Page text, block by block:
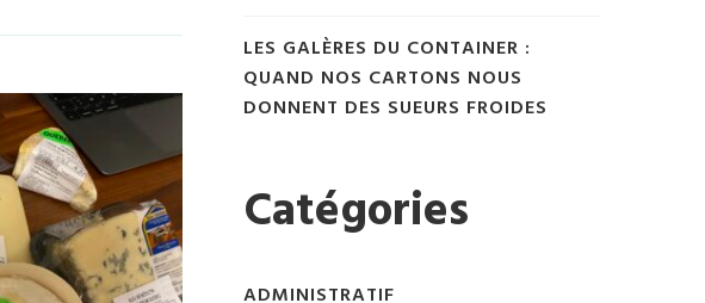
LES GALÈRES DU CONTAINER :
QUAND NOS CARTONS NOUS
DONNENT DES SUEURS FROIDES
Catégories
ADMINISTRATIF